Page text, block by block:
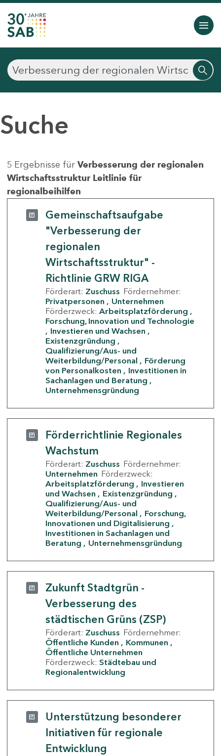
Suche
5 Ergebnisse für Verbesserung der regionalen
Wirtschaftsstruktur Leitlinie für
regionalbeihilfen
Gemeinschaftsaufgabe
"Verbesserung der
regionalen
Wirtschaftsstruktur" -
Richtlinie GRW RIGA
Förderart: Zuschuss Fördernehmer:
Privatpersonen
Unternehmen
Förderzweck: Arbeitsplatzförderung
Forschung, Innovation und Technologie
Investieren und Wachsen
Existenzgründung
Qualifizierung/Aus- und
Weiterbildung/Personal
Förderung
von Personalkosten
Investitionen in
Sachanlagen und Beratung
Unternehmensgründung
Förderrichtlinie Regionales
Wachstum
Förderart: Zuschuss Fördernehmer:
Unternehmen Förderzweck:
Arbeitsplatzförderung
Investieren
und Wachsen
Existenzgründung
Qualifizierung/Aus- und
Weiterbildung/Personal
Forschung,
Innovationen und Digitalisierung
Investitionen in Sachanlagen und
Beratung
Unternehmensgründung
Zukunft Stadtgrün -
Verbesserung des
städtischen Grüns (ZSP)
Förderart: Zuschuss Fördernehmer:
Öffentliche Kunden
Kommunen
Öffentliche Unternehmen
Förderzweck: Städtebau und
Regionalentwicklung
Unterstützung besonderer
Initiativen für regionale
Entwicklung